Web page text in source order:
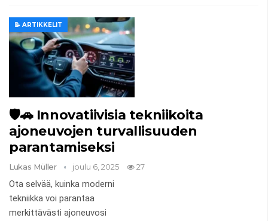
📝 ARTIKKELIT
🛡️🚗 Innovatiivisia tekniikoita
ajoneuvojen turvallisuuden
parantamiseksi
Lukas Müller joulu 6, 2025 27
Ota selvää, kuinka moderni
tekniikka voi parantaa
merkittävästi ajoneuvosi